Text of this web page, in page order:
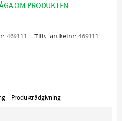
OM PRODUKTEN
469111 Tillv. artikelnr 469111
Produktrådgivning